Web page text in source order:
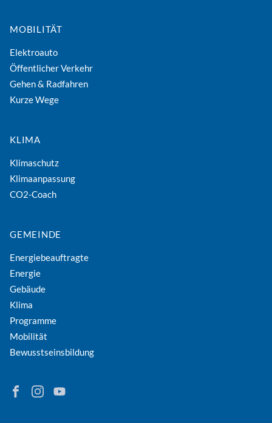
MOBILITÄT
Elektroauto
Öffentlicher Verkehr
Gehen & Radfahren
Kurze Wege
KLIMA
Klimaschutz
Klimaanpassung
CO2-Coach
GEMEINDE
Energiebeauftragte
Energie
Gebäude
Klima
Programme
Mobilität
Bewusstseinsbildung
Finden Sie Energie in Niederösterreich auf Facebook
Folgen Sie Energie in Niederösterreich auf Instagram
Besuchen Sie den YouTube-Kanal der eNu